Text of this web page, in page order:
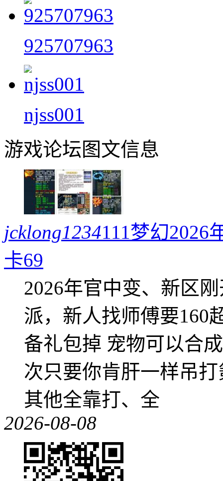
925707963
njss001
游戏论坛图文信息
jcklong1234111梦幻2026
卡69
2026年官中变、新区
派，新人找师傅要160
备礼包掉 宠物可以合
次只要你肯肝一样吊
其他全靠打、全
2026-08-08